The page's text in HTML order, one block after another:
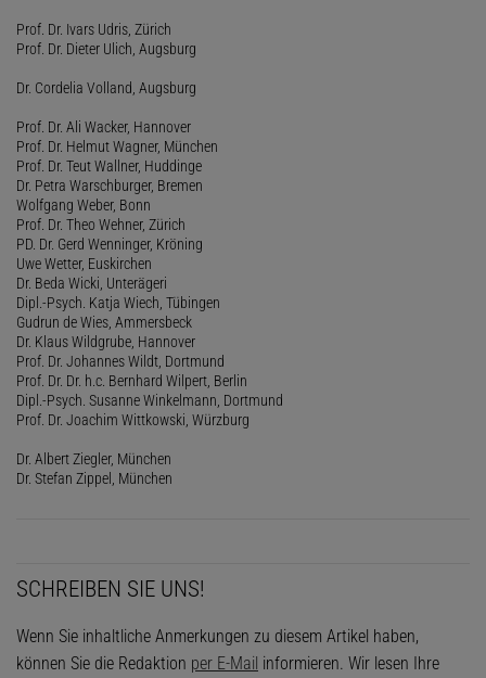
Prof. Dr. Ivars Udris, Zürich
Prof. Dr. Dieter Ulich, Augsburg
Dr. Cordelia Volland, Augsburg
Prof. Dr. Ali Wacker, Hannover
Prof. Dr. Helmut Wagner, München
Prof. Dr. Teut Wallner, Huddinge
Dr. Petra Warschburger, Bremen
Wolfgang Weber, Bonn
Prof. Dr. Theo Wehner, Zürich
PD. Dr. Gerd Wenninger, Kröning
Uwe Wetter, Euskirchen
Dr. Beda Wicki, Unterägeri
Dipl.-Psych. Katja Wiech, Tübingen
Gudrun de Wies, Ammersbeck
Dr. Klaus Wildgrube, Hannover
Prof. Dr. Johannes Wildt, Dortmund
Prof. Dr. Dr. h.c. Bernhard Wilpert, Berlin
Dipl.-Psych. Susanne Winkelmann, Dortmund
Prof. Dr. Joachim Wittkowski, Würzburg
Dr. Albert Ziegler, München
Dr. Stefan Zippel, München
SCHREIBEN SIE UNS!
Wenn Sie inhaltliche Anmerkungen zu diesem Artikel haben,
können Sie die Redaktion per E-Mail informieren. Wir lesen Ihre